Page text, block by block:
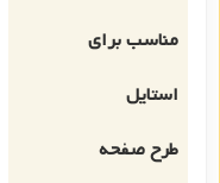
مناسب برای
استایل
طرح صفحه